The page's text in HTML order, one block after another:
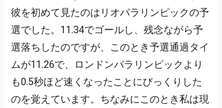
彼を初めて見たのはリオパラリンピックの予
選でした。11.34でゴールし、残念ながら予
選落ちしたのですが、このとき予選通過タイ
ムが11.26で、ロンドンパラリンピックより
も0.5秒ほど速くなったことにびっくりした
のを覚えています。ちなみにこのとき私は現